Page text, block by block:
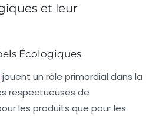
et leur
Écologiques
jouent un rôle primordial dans la
respectueuses de
les produits que pour les